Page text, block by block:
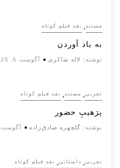
مستند, نقد فیلم کوتاه
به یاد آوردن
نوشته: لاله شاکری آگوست 6, 2025
تجربی, مستند, نقد فیلم کوتاه
پرَهیب‌ِ حضور
نوشته: گلچهره صادق‌زاده آگوست 5, 2025
تجربی, داستانی, نقد فیلم کوتاه